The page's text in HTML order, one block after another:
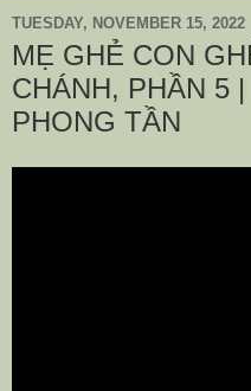
TUESDAY, NOVEMBER 15, 2022
MẸ GHẺ CON
CHÁNH, PHẦN 5
PHONG TẦN